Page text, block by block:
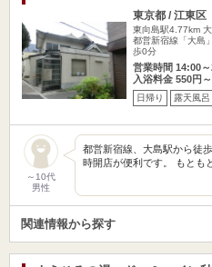
東京都 / 江東区
東向島駅4.77km
都営新宿線「大島
歩0分
営業時間 14:00
入浴料金 550円～
日帰り 露天風呂
～10代
男性
都営新宿線、大島駅から徒
時開店が便利です。 もとも
関連情報から探す